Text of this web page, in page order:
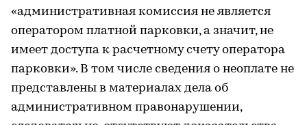
«административная комиссия не является
оператором платной парковки, а значит, не
имеет доступа к расчетному счету оператора
парковки». В том числе сведения о неоплате не
представлены в материалах дела об
административном правонарушении,